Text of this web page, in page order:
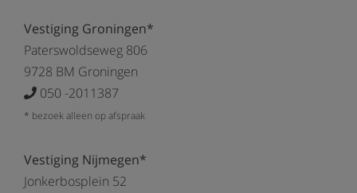
Vestiging Groningen*
Paterswoldseweg 806
9728 BM Groningen
050 -2011387
* bezoek alleen op afspraak
Vestiging Nijmegen*
Jonkerbosplein 52